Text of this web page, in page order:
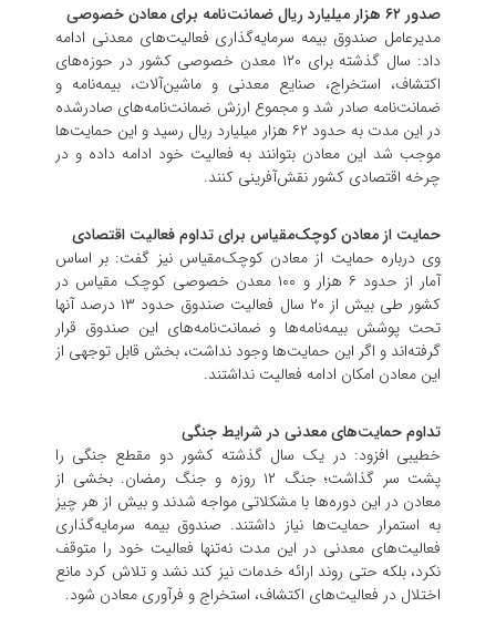
صدور ۶۲ هزار میلیارد ریال ضمانت‌نامه برای معادن خصوصی
مدیرعامل صندوق بیمه سرمایه‌گذاری فعالیت‌های معدنی ادامه
داد: سال گذشته برای ۱۲۰ معدن خصوصی کشور در حوزه‌های
اکتشاف، استخراج، صنایع معدنی و ماشین‌آلات، بیمه‌نامه و
ضمانت‌نامه صادر شد و مجموع ارزش ضمانت‌نامه‌های صادرشده
در این مدت به حدود ۶۲ هزار میلیارد ریال رسید و این حمایت‌ها
موجب شد این معادن بتوانند به فعالیت خود ادامه داده و در
چرخه اقتصادی کشور نقش‌آفرینی کنند.
حمایت از معادن کوچک‌مقیاس برای تداوم فعالیت اقتصادی
وی درباره حمایت از معادن کوچک‌مقیاس نیز گفت: بر اساس
آمار از حدود ۶ هزار و ۱۰۰ معدن خصوصی کوچک مقیاس در
کشور طی بیش از ۲۰ سال فعالیت صندوق حدود ۱۳ درصد آنها
تحت پوشش بیمه‌نامه‌ها و ضمانت‌نامه‌های این صندوق قرار
گرفته‌اند و اگر این حمایت‌ها وجود نداشت، بخش قابل توجهی از
این معادن امکان ادامه فعالیت نداشتند.
تداوم حمایت‌های معدنی در شرایط جنگی
خطیبی افزود: در یک سال گذشته کشور دو مقطع جنگی را
پشت سر گذاشت؛ جنگ ۱۲ روزه و جنگ رمضان. بخشی از
معادن در این دوره‌ها با مشکلاتی مواجه شدند و بیش از هر چیز
به استمرار حمایت‌ها نیاز داشتند. صندوق بیمه سرمایه‌گذاری
فعالیت‌های معدنی در این مدت نه‌تنها فعالیت خود را متوقف
نکرد، بلکه حتی روند ارائه خدمات نیز کند نشد و تلاش کرد مانع
اختلال در فعالیت‌های اکتشاف، استخراج و فرآوری معادن شود.